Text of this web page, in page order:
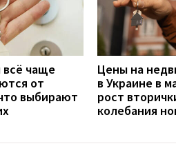
чаще
от
выбирают
Цены на
в Украине в
рост
колебания